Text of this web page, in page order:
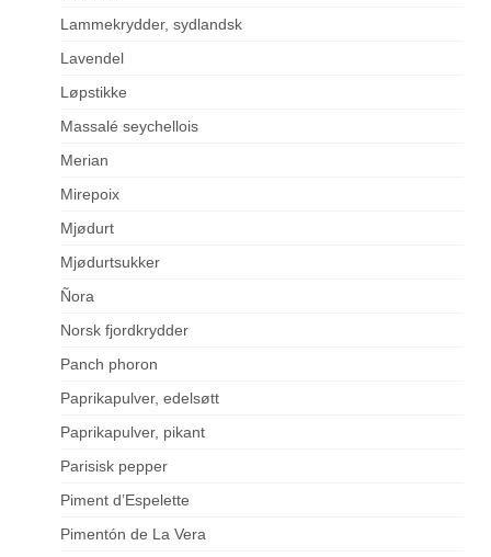
Lammekrydder, sydlandsk
Lavendel
Løpstikke
Massalé seychellois
Merian
Mirepoix
Mjødurt
Mjødurtsukker
Ñora
Norsk fjordkrydder
Panch phoron
Paprikapulver, edelsøtt
Paprikapulver, pikant
Parisisk pepper
Piment d’Espelette
Pimentón de La Vera